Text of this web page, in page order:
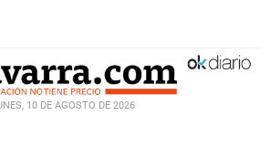
10 DE AGOSTO DE 2026